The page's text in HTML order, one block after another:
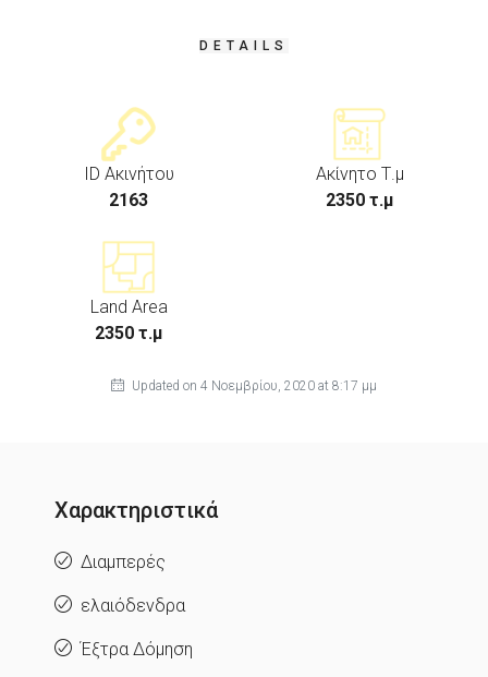
DETAILS
ID Ακινήτου
2163
Ακίνητο Τ.μ
2350 τ.μ
Land Area
2350 τ.μ
Updated on 4 Νοεμβρίου, 2020 at 8:17 μμ
Χαρακτηριστικά
Διαμπερές
ελαιόδενδρα
Έξτρα Δόμηση